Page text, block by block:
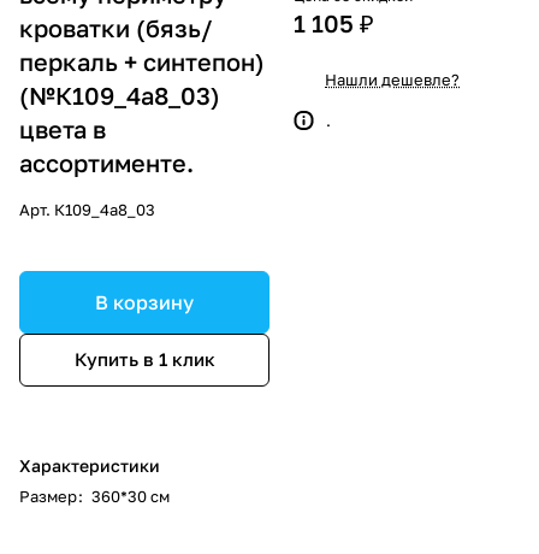
кроватки (бязь/
перкаль + синтепон)
(№К109_4а8_03)
цвета в
ассортименте.
Арт. К109_4а8_03
В корзину
Купить в 1 клик
Характеристики
Размер: 360*30 см
1 105 ₽
Нашли дешевле?
.